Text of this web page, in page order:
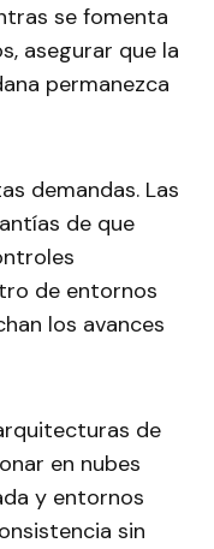
se fomenta
asegurar que la
permanezca
demandas. Las
de que
de entornos
los avances
de
en nubes
y entornos
sin